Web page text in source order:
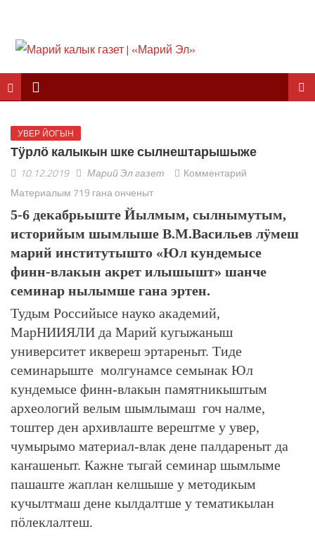
УВЕР ЙОГЫН
Тӱрлӧ калыкын шке сылнештарышыже
10.12.2019 Марий Эл газет
Комментарий
Материалым 719 гана онченыт
5-6 декабрьыште Йылмым, сылнымутым,
историйым шымлыше В.М.Васильев лӱмеш
марий институтышто «Юл кундемысе
финн-влакын акрет илышышт» шанче
семинар нылымше гана эртен.
Тудым Российысе науко академий,
МарНИИЯЛИ да Марий кугыжаныш
университет иквереш эртареныт. Тиде
семинарыште молгунамсе семынак Юл
кундемысе финн-влакын памятникыштым
археологий велым шымлымаш гоч налме,
тоштер ден архивлаште верештме у увер,
чумырымо материал-влак дене палдареныт да
каҥашеныт. Кажне тыгай семинар шымлыме
пашаште жаплан келшыше у методикым
кучылтмаш дене кылдалтше у тематикылан
пӧлеклалтеш.